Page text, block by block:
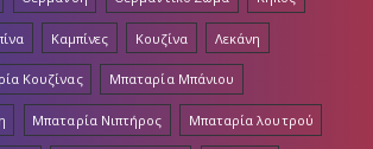
Καμπίνες Κουζίνα Λεκάνη
Κουζίνας Μπαταρία Μπάνιου
Μπαταρία Νιπτήρος Μπαταρία λουτρού